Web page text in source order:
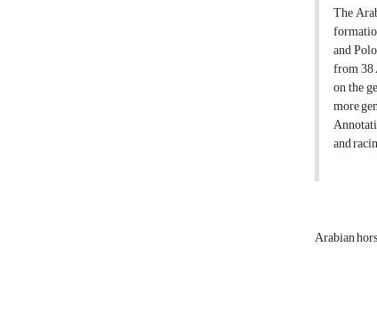
The
and
from 38
on the
more
and
Arabian